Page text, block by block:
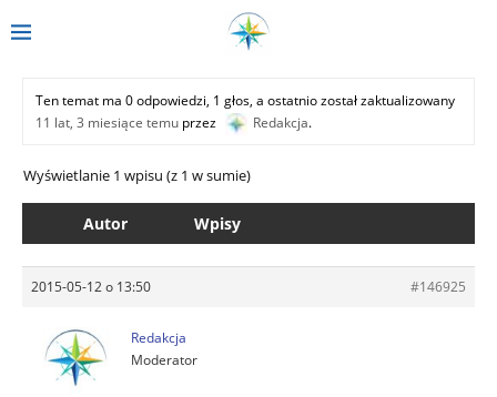
Ten temat ma 0 odpowiedzi, 1 głos, a ostatnio został zaktualizowany
11 lat, 3 miesiące temu przez Redakcja.
Wyświetlanie 1 wpisu (z 1 w sumie)
Autor Wpisy
2015-05-12 o 13:50 #146925
Redakcja
Moderator